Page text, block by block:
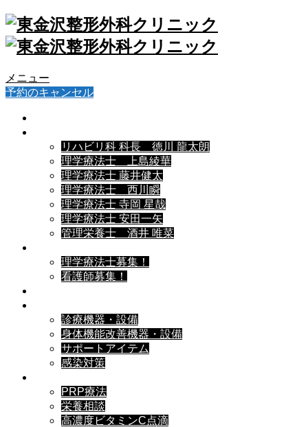
メニュー
予約のキャンセル
リハビリ科 科長 徳川 龍太朗
理学療法士 上島綾華
理学療法士 藤井健太
理学療法士 西川瞬
理学療法士 寺岡 星哉
理学療法士 安田一矢
管理栄養士 酒井 唯菜
理学療法士募集！
看護師募集！
診療機器・設備
身体機能改善機器・設備
サポートアイテム
感染対策
PRP療法
栄養相談
高濃度ビタミンC点滴